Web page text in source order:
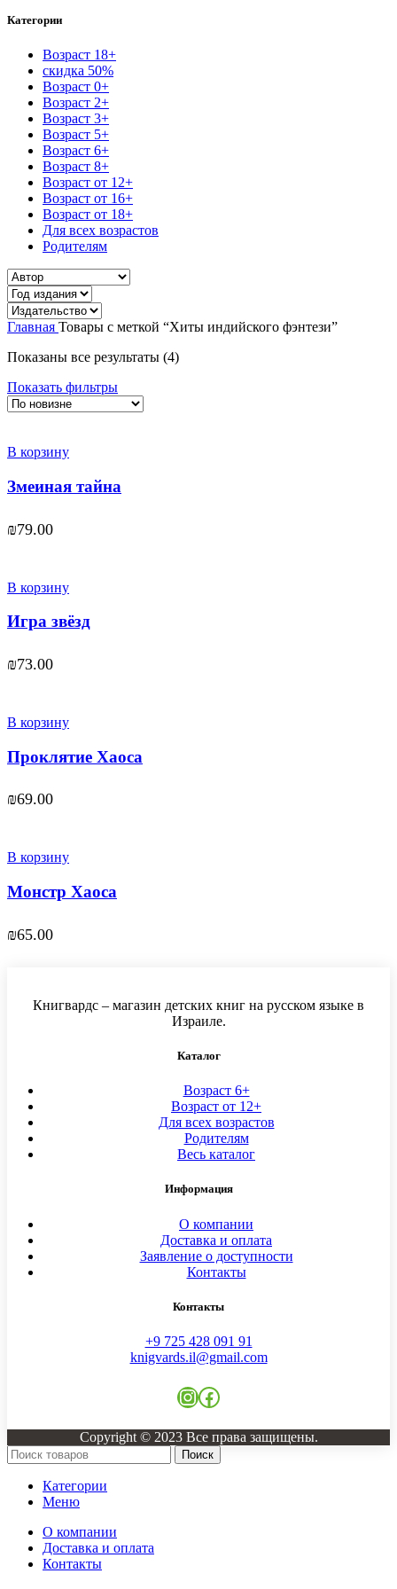
Категории
Возраст 18+
скидка 50%
Возраст 0+
Возраст 2+
Возраст 3+
Возраст 5+
Возраст 6+
Возраст 8+
Возраст от 12+
Возраст от 16+
Возраст от 18+
Для всех возрастов
Родителям
Главная Товары с меткой “Хиты индийского фэнтези”
Показаны все результаты (4)Сортировка:
Показать фильтры
В корзину
Змеиная тайна
₪79.00
В корзину
Игра звёзд
₪73.00
В корзину
Проклятие Хаоса
₪69.00
В корзину
Монстр Хаоса
₪65.00
Книгвардс – магазин детских книг на русском языке в
Израиле.
Каталог
Возраст 6+
Возраст от 12+
Для всех возрастов
Родителям
Весь каталог
Информация
О компании
Доставка и оплата
Заявление о доступности
Контакты
Контакты
+9 725 428 091 91
knigvards.il@gmail.com
Instagram
Facebook
Copyright © 2023 Все права защищены.
Поиск
Категории
Меню
О компании
Доставка и оплата
Контакты